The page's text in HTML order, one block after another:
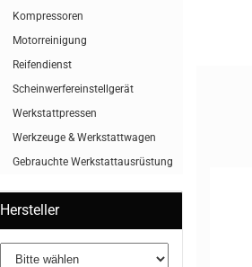
Kompressoren
Motorreinigung
Reifendienst
Scheinwerfereinstellgerät
Werkstattpressen
Werkzeuge & Werkstattwagen
Gebrauchte Werkstattausrüstung
Hersteller